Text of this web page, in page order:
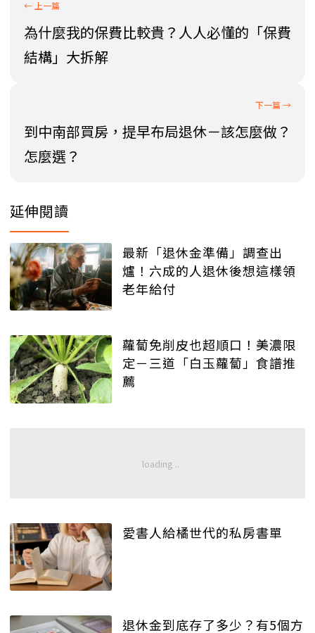
為什麼我的保費比較貴？人人必懂的「保費
結構」大拆解
到中南部買房，提早布局退休－該怎麼做？
怎麼選？
延伸閱讀
最新「退休金準備」調查出
爐！六成的人退休後想這樣領
老年給付
蘿蔔免削皮也超順口！美濃限
定－三道「白玉蘿蔔」食譜推
薦
愛書人給橘世代的私房書單
退休金到底存了多少？有5個方